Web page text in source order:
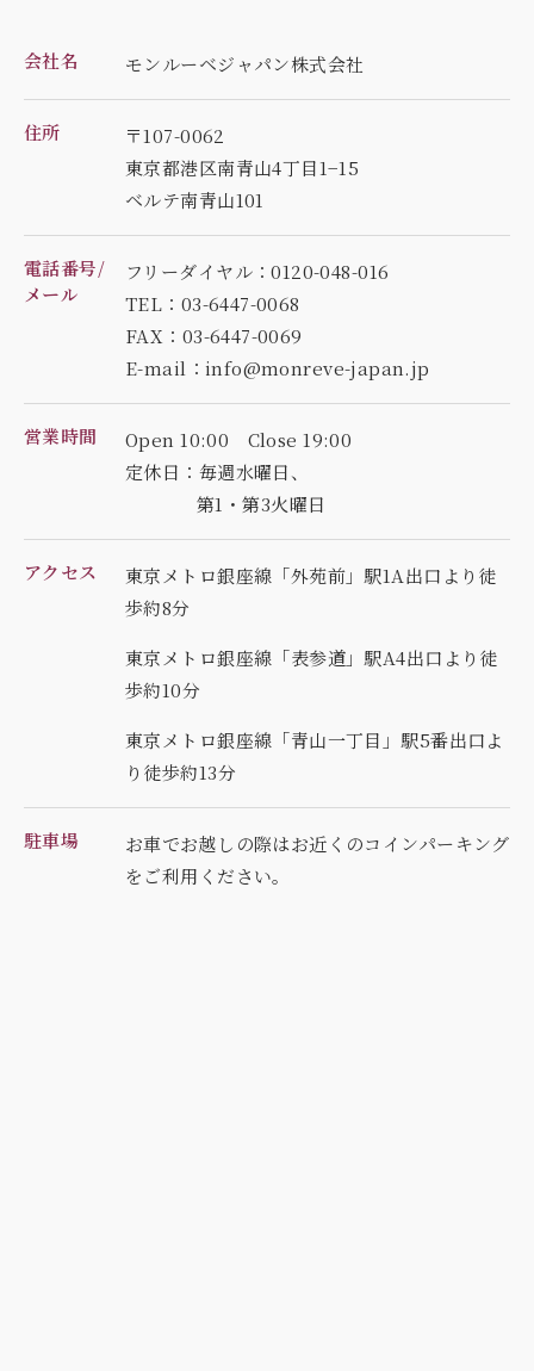
会社名 モンルーベジャパン株式会社
住所
〒107-0062
東京都港区南青山4丁目1−15
ベルテ南青山101
電話番号/
メール
フリーダイヤル：0120-048-016
TEL：03-6447-0068
FAX：03-6447-0069
E-mail：info@monreve-japan.jp
営業時間
Open 10:00 Close 19:00
定休日：毎週水曜日、
第1・第3火曜日
アクセス
東京メトロ銀座線「外苑前」駅1A出口より徒
歩約8分
東京メトロ銀座線「表参道」駅A4出口より徒
歩約10分
東京メトロ銀座線「青山一丁目」駅5番出口よ
り徒歩約13分
駐車場
お車でお越しの際はお近くのコインパーキング
をご利用ください。